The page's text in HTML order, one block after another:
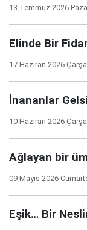
13 Temmuz 2026
Elinde Bir
17 Haziran 2026
İnananlar
10 Haziran 2026
Ağlayan bir
09 Mayıs 2026
Eşik… Bir